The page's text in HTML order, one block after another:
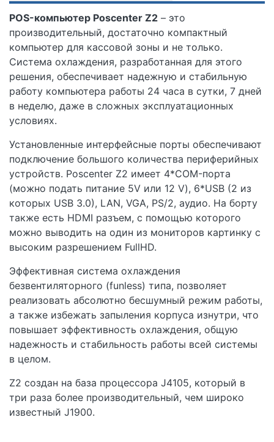
POS-компьютер Poscenter Z2 – это
производительный, достаточно компактный
компьютер для кассовой зоны и не только.
Система охлаждения, разработанная для этого
решения, обеспечивает надежную и стабильную
работу компьютера работы 24 часа в сутки, 7 дней
в неделю, даже в сложных эксплуатационных
условиях.
Установленные интерфейсные порты обеспечивают
подключение большого количества периферийных
устройств. Poscenter Z2 имеет 4*COM-порта
(можно подать питание 5V или 12 V), 6*USB (2 из
которых USB 3.0), LAN, VGA, PS/2, аудио. На борту
также есть HDMI разъем, с помощью которого
можно выводить на один из мониторов картинку с
высоким разрешением FullHD.
Эффективная система охлаждения
безвентиляторного (funless) типа, позволяет
реализовать абсолютно бесшумный режим работы,
а также избежать запыления корпуса изнутри, что
повышает эффективность охлаждения, общую
надежность и стабильность работы всей системы
в целом.
Z2 создан на база процессора J4105, который в
три раза более производительный, чем широко
известный J1900.